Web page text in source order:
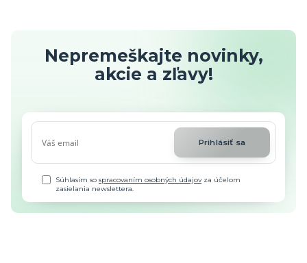
Nepremeškajte novinky,
akcie a zľavy!
Prihlásiť sa
Súhlasím sospracovaním osobných údajovza účelom
zasielania newslettera.